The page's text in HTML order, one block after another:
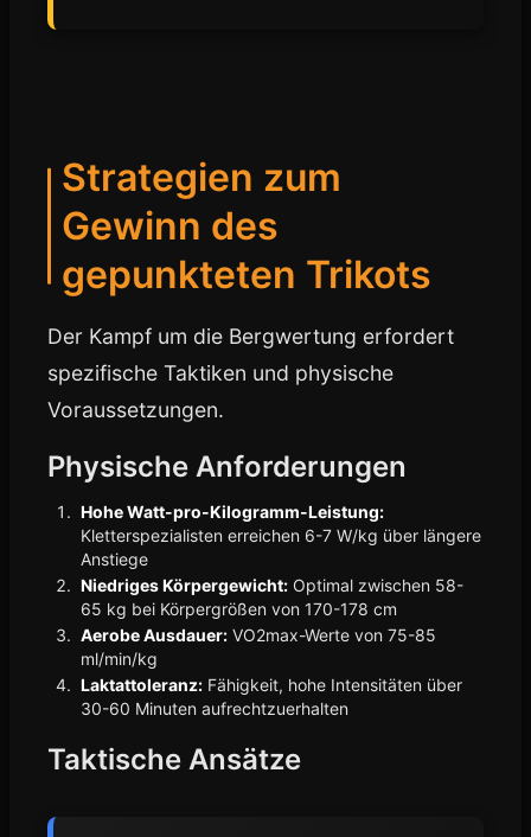
Strategien zum
Gewinn des
gepunkteten Trikots
Der Kampf um die Bergwertung erfordert
spezifische Taktiken und physische
Voraussetzungen.
Physische Anforderungen
Hohe Watt-pro-Kilogramm-Leistung:
Kletterspezialisten erreichen 6-7 W/kg über längere
Anstiege
Niedriges Körpergewicht: Optimal zwischen 58-
65 kg bei Körpergrößen von 170-178 cm
Aerobe Ausdauer: VO2max-Werte von 75-85
ml/min/kg
Laktattoleranz: Fähigkeit, hohe Intensitäten über
30-60 Minuten aufrechtzuerhalten
Taktische Ansätze